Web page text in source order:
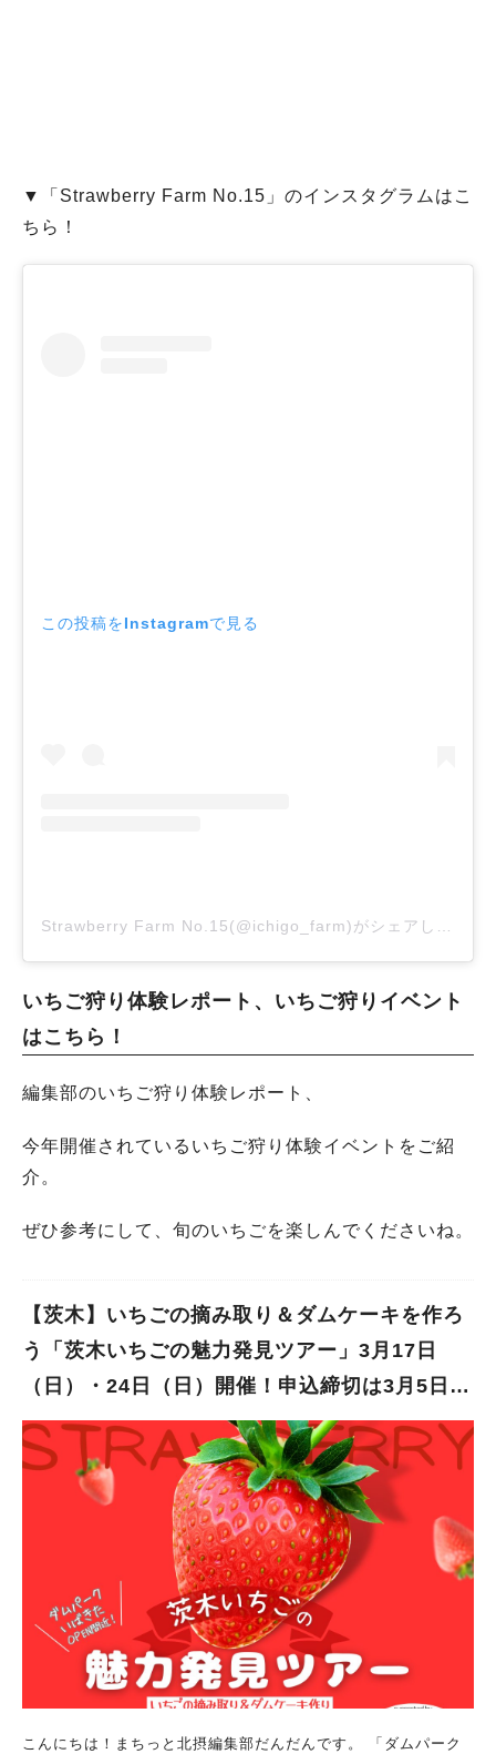
▼「Strawberry Farm No.15」のインスタグラムはこ
ちら！
この投稿をInstagramで見る
いちご狩り体験レポート、いちご狩りイベント
はこちら！
編集部のいちご狩り体験レポート、
今年開催されているいちご狩り体験イベントをご紹
介。
ぜひ参考にして、旬のいちごを楽しんでくださいね。
【茨木】いちごの摘み取り＆ダムケーキを作ろ
う「茨木いちごの魅力発見ツアー」3月17日
（日）・24日（日）開催！申込締切は3月5日
（火）
こんにちは！まちっと北摂編集部だんだんです。 「ダムパーク